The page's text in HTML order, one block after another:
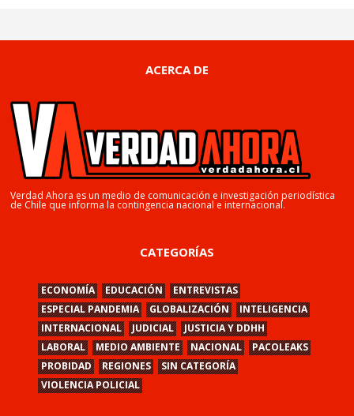
ACERCA DE
Verdad Ahora es un medio de comunicación e investigación periodística
de Chile que informa la contingencia nacional e internacional.
CATEGORÍAS
ECONOMÍA EDUCACIÓN
ENTREVISTAS
ESPECIAL PANDEMIA
GLOBALIZACIÓN
INTELIGENCIA
INTERNACIONAL
JUDICIAL
JUSTICIA Y DDHH
LABORAL
MEDIO AMBIENTE NACIONAL
PACOLEAKS
PROBIDAD
REGIONES
SIN CATEGORÍA
VIOLENCIA POLICIAL